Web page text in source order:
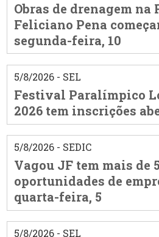
Obras de drenagem na
Feliciano Pena
segunda-feira, 10
5/8/2026 - SEL
Festival Paralímpico
2026 tem inscrições
5/8/2026 - SEDIC
Vagou JF tem mais de
oportunidades de
quarta-feira, 5
5/8/2026 - SEL